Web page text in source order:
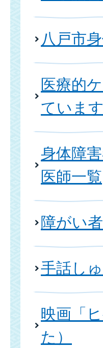
八戸市
医療的
ています
身体障
医師一覧
障がい
手話し
映画「
た）